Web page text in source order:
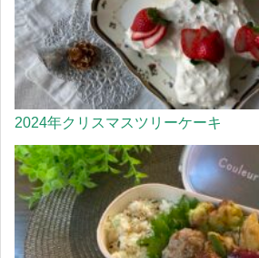
2024年クリスマスツリーケーキ